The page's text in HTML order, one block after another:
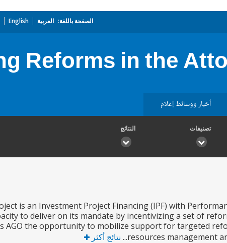
الصفحة باللغة: العربية English
Reforms in the
أخبار ووسائط إعلام
تصنيفات النتائج
is an Investment Project Financing (IPF) with
to deliver on its mandate by incentivizing a set of
AGO the opportunity to mobilize support for targeted
resources management
نتائج أكثر